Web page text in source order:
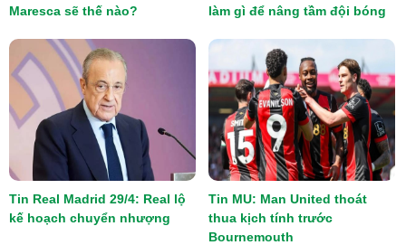
Maresca sẽ thế nào?
làm gì để nâng tầm đội bóng
Tin Real Madrid 29/4: Real lộ
kế hoạch chuyển nhượng
Tin MU: Man United thoát
thua kịch tính trước
Bournemouth